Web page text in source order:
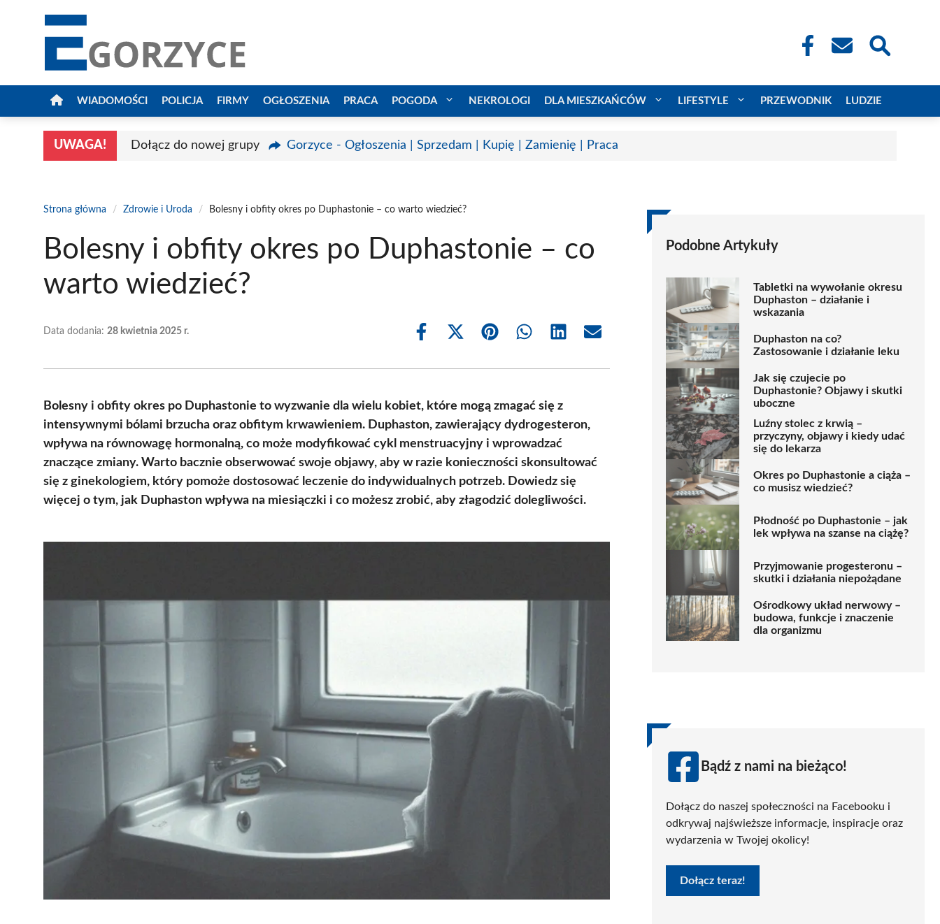
WIADOMOŚCI POLICJA FIRMY OGŁOSZENIA PRACA POGODA NEKROLOGI DLA MIESZKAŃCÓW LIFESTYLE PRZEWODNIK LUDZIE
UWAGA! Dołącz do nowej grupy Gorzyce - Ogłoszenia | Sprzedam | Kupię | Zamienię | Praca
Strona główna / Zdrowie i Uroda / Bolesny i obfity okres po Duphastonie – co warto wiedzieć?
Bolesny i obfity okres po Duphastonie – co
warto wiedzieć?
Data dodania: 28 kwietnia 2025 r.
Share
Share
(Twitter)
Share Share Share Share
Bolesny i obfity okres po Duphastonie to wyzwanie dla wielu kobiet, które mogą zmagać się z
intensywnymi bólami brzucha oraz obfitym krwawieniem. Duphaston, zawierający dydrogesteron,
wpływa na równowagę hormonalną, co może modyfikować cykl menstruacyjny i wprowadzać
znaczące zmiany. Warto bacznie obserwować swoje objawy, aby w razie konieczności skonsultować
się z ginekologiem, który pomoże dostosować leczenie do indywidualnych potrzeb. Dowiedz się
więcej o tym, jak Duphaston wpływa na miesiączki i co możesz zrobić, aby złagodzić dolegliwości.
Podobne Artykuły
Tabletki na wywołanie okresu
Duphaston – działanie i
wskazania
Duphaston na co?
Zastosowanie i działanie leku
Jak się czujecie po
Duphastonie? Objawy i skutki
uboczne
Luźny stolec z krwią –
przyczyny, objawy i kiedy udać
się do lekarza
Okres po Duphastonie a ciąża –
co musisz wiedzieć?
Płodność po Duphastonie – jak
lek wpływa na szanse na ciążę?
Przyjmowanie progesteronu –
skutki i działania niepożądane
Ośrodkowy układ nerwowy –
budowa, funkcje i znaczenie
dla organizmu
Bądź z nami na bieżąco!
Dołącz do naszej społeczności na Facebooku i
odkrywaj najświeższe informacje, inspiracje oraz
wydarzenia w Twojej okolicy!
Dołącz teraz!